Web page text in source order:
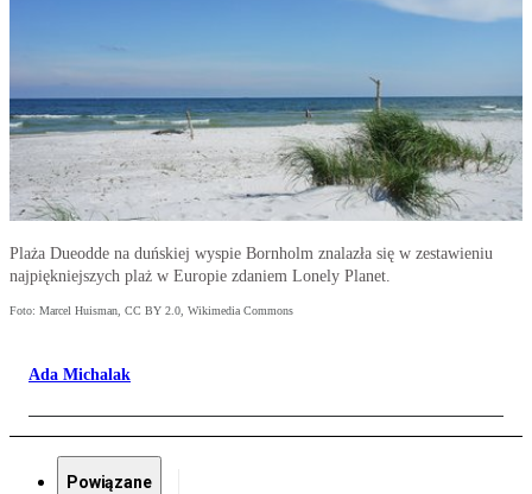
Plaża Dueodde na duńskiej wyspie Bornholm znalazła się w zestawieniu
najpiękniejszych plaż w Europie zdaniem Lonely Planet.
Foto: Marcel Huisman, CC BY 2.0, Wikimedia Commons
Ada Michalak
Powiązane